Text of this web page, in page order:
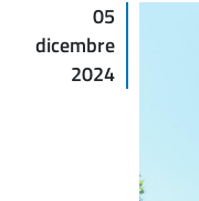
05
dicembre
2024